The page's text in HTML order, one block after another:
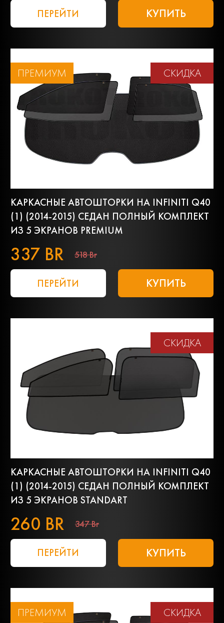
ПЕРЕЙТИ КУПИТЬ
ПРЕМИУМ СКИДКА
КАРКАСНЫЕ АВТОШТОРКИ НА INFINITI Q40
(1) (2014-2015) СЕДАН ПОЛНЫЙ КОМПЛЕКТ
ИЗ 5 ЭКРАНОВ PREMIUM
337 BR 518 Br
ПЕРЕЙТИ КУПИТЬ
СКИДКА
КАРКАСНЫЕ АВТОШТОРКИ НА INFINITI Q40
(1) (2014-2015) СЕДАН ПОЛНЫЙ КОМПЛЕКТ
ИЗ 5 ЭКРАНОВ STANDART
260 BR 347 Br
ПЕРЕЙТИ КУПИТЬ
ПРЕМИУМ СКИДКА